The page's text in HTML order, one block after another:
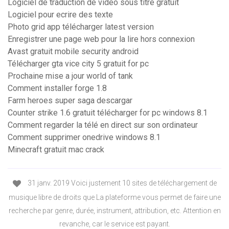
Logiciel de traduction de video sous titre gratuit
Logiciel pour ecrire des texte
Photo grid app télécharger latest version
Enregistrer une page web pour la lire hors connexion
Avast gratuit mobile security android
Télécharger gta vice city 5 gratuit for pc
Prochaine mise a jour world of tank
Comment installer forge 1.8
Farm heroes super saga descargar
Counter strike 1.6 gratuit télécharger for pc windows 8.1
Comment regarder la télé en direct sur son ordinateur
Comment supprimer onedrive windows 8.1
Minecraft gratuit mac crack
31 janv. 2019 Voici justement 10 sites de téléchargement de
musique libre de droits que La plateforme vous permet de faire une
recherche par genre, durée, instrument, attribution, etc. Attention en
revanche, car le service est payant.